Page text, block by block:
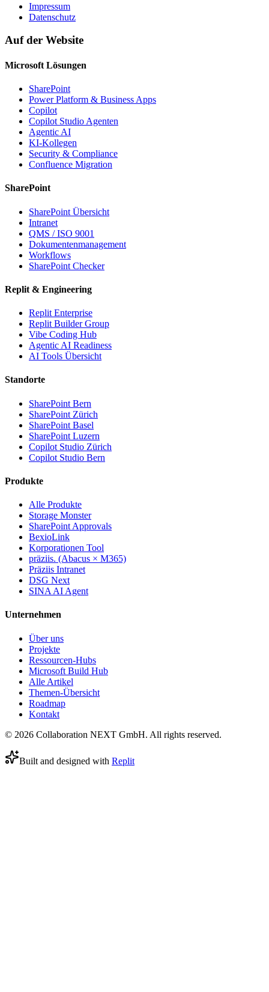
Impressum
Datenschutz
Auf der Website
Microsoft Lösungen
SharePoint
Power Platform & Business Apps
Copilot
Copilot Studio Agenten
Agentic AI
KI-Kollegen
Security & Compliance
Confluence Migration
SharePoint
SharePoint Übersicht
Intranet
QMS / ISO 9001
Dokumentenmanagement
Workflows
SharePoint Checker
Replit & Engineering
Replit Enterprise
Replit Builder Group
Vibe Coding Hub
Agentic AI Readiness
AI Tools Übersicht
Standorte
SharePoint Bern
SharePoint Zürich
SharePoint Basel
SharePoint Luzern
Copilot Studio Zürich
Copilot Studio Bern
Produkte
Alle Produkte
Storage Monster
SharePoint Approvals
BexioLink
Korporationen Tool
präziis. (Abacus × M365)
Präziis Intranet
DSG Next
SINA AI Agent
Unternehmen
Über uns
Projekte
Ressourcen-Hubs
Microsoft Build Hub
Alle Artikel
Themen-Übersicht
Roadmap
Kontakt
© 2026 Collaboration NEXT GmbH. All rights reserved.
Built and designed with Replit